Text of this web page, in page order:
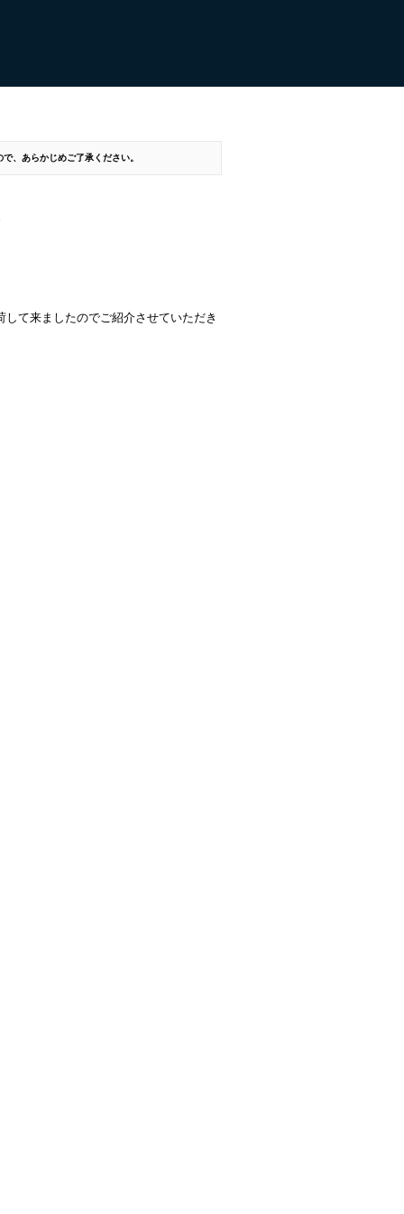
、あらかじめご了承ください。
て来ましたのでご紹介させていただき